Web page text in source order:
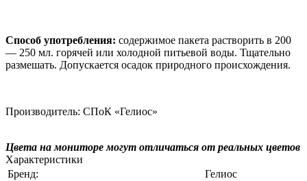
Способ употребления: содержимое пакета растворить в 200
— 250 мл. горячей или холодной питьевой воды. Тщательно
размешать. Допускается осадок природного происхождения.
Производитель: СПоК «Гелиос»
Цвета на мониторе могут отличаться от реальных цветов
Характеристики
Бренд:
Гелиос